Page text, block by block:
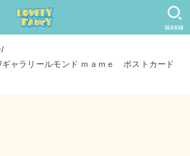
SEARCH
ギャラリールモンド ｍａｍｅ ポストカード